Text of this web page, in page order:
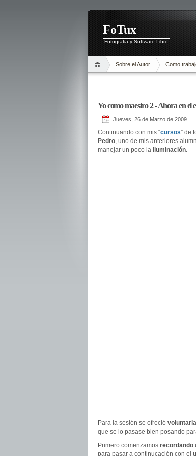
FoTux
Fotografia y Software Libre
Sobre el Autor Como
Yo como maestro 2 - Ahora en el
Jueves, 26 de Marzo de 2009
Continuando con mis “cursos” de
Pedro, uno de mis anteriores
manejar un poco la iluminación.
Para la sesión se ofreció voluntaria
que se lo pasase bien posando
Primero comenzamos recordando
para pasar a continucación con el